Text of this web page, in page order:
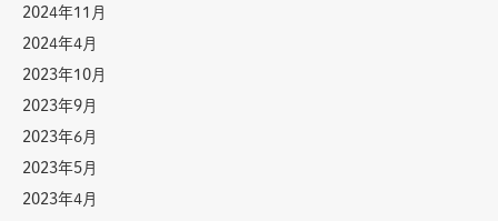
2024年11月
2024年4月
2023年10月
2023年9月
2023年6月
2023年5月
2023年4月